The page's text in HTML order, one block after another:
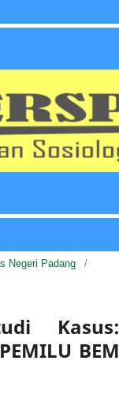
Negeri Padang
/
Kasus:
BEM